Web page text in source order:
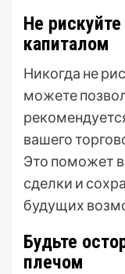
Не
капиталом
Никогда не
можете
вашего
Это поможет
сделки и
будущих
Будьте
плечом